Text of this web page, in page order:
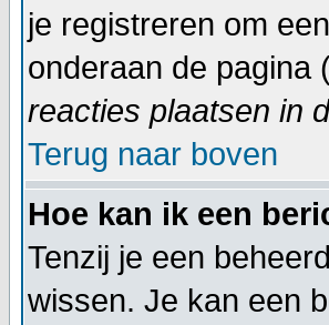
je registreren om
onderaan de pagina
reacties plaatsen in
Terug naar boven
Hoe kan ik een
Tenzij je een
wissen. Je kan een